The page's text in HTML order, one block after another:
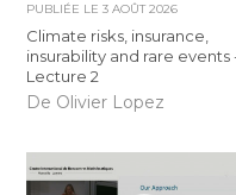
PUBLIÉE LE3 AOÛT 2026
Climate risks, insurance,
insurability and rare events
Lecture 2
De Olivier Lopez